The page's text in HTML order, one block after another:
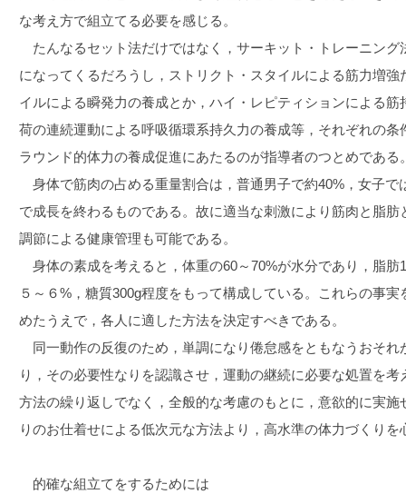
な考え方で組立てる必要を感じる。
たんなるセット法だけではなく，サーキット・トレーニング
になってくるだろうし，ストリクト・スタイルによる筋力増
イルによる瞬発力の養成とか，ハイ・レピティションによる
荷の連続運動による呼吸循環系持久力の養成等，それぞれの
ラウンド的体力の養成促進にあたるのが指導者のつとめである
身体で筋肉の占める重量割合は，普通男子で約40%，女子で
で成長を終わるものである。故に適当な刺激により筋肉と脂
調節による健康管理も可能である。
身体の素成を考えると，体重の60～70%が水分であり，脂肪
５～６%，糖質300g程度をもって構成している。これらの事
めたうえで，各人に適した方法を決定すべきである。
同一動作の反復のため，単調になり倦怠感をともなうおそれ
り，その必要性なりを認識させ，運動の継続に必要な処置を
方法の繰り返しでなく，全般的な考慮のもとに，意欲的に実
りのお仕着せによる低次元な方法より，高水準の体力づくり
的確な組立てをするためには